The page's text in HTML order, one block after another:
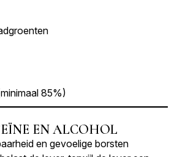
85%)
EN ALCOHOL
en gevoelige borsten